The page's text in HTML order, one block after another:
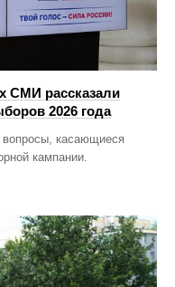
СМИ рассказали
2026 года
вопросы, касающиеся
кампании.